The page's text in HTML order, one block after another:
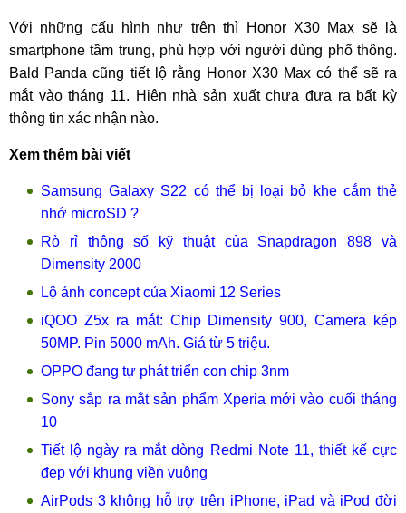
Với những cấu hình như trên thì Honor X30 Max sẽ là
smartphone tầm trung, phù hợp với người dùng phổ thông.
Bald Panda cũng tiết lộ rằng Honor X30 Max có thể sẽ ra
mắt vào tháng 11. Hiện nhà sản xuất chưa đưa ra bất kỳ
thông tin xác nhận nào.
Xem thêm bài viết
Samsung Galaxy S22 có thể bị loại bỏ khe cắm thẻ
nhớ microSD ?
Rò rỉ thông số kỹ thuật của Snapdragon 898 và
Dimensity 2000
Lộ ảnh concept của Xiaomi 12 Series
iQOO Z5x ra mắt: Chip Dimensity 900, Camera kép
50MP. Pin 5000 mAh. Giá từ 5 triệu.
OPPO đang tự phát triển con chip 3nm
Sony sắp ra mắt sản phẩm Xperia mới vào cuối tháng
10
Tiết lộ ngày ra mắt dòng Redmi Note 11, thiết kế cực
đẹp với khung viền vuông
AirPods 3 không hỗ trợ trên iPhone, iPad và iPod đời